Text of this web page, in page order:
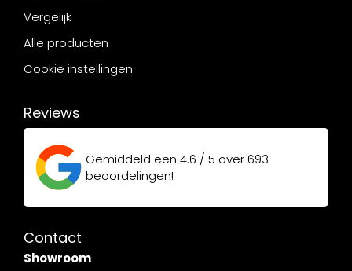
Vergelijk
Alle producten
Cookie instellingen
Reviews
Gemiddeld een 4.6 / 5 over693
beoordelingen!
Contact
Showroom